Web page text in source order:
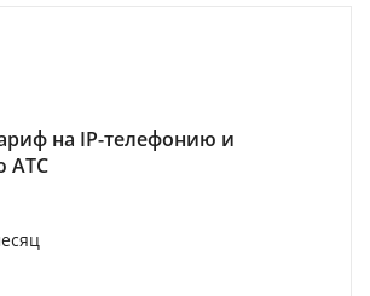
на IP-телефонию и
АТС